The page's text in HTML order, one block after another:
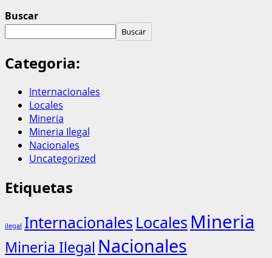
Buscar
Buscar
Categoria:
Internacionales
Locales
Mineria
Mineria Ilegal
Nacionales
Uncategorized
Etiquetas
ilegal Internacionales Locales Mineria
Mineria Ilegal Nacionales